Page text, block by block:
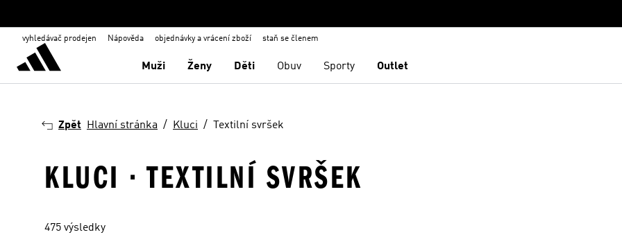
vyhledávač prodejen Nápověda objednávky a vrácení zboží staň se členem
Muži Ženy Děti Obuv Sporty Outlet
Zpět Hlavní stránka Kluci Textilní svršek
KLUCI · TEXTILNÍ SVRŠEK
475 výsledky